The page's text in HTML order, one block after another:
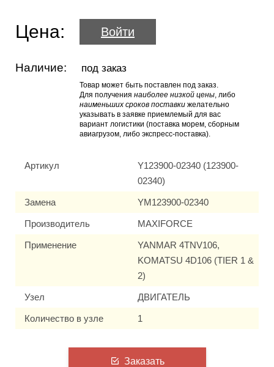
Цена: Войти
Наличие: под заказ
Товар может быть поставлен под заказ.
Для получения наиболее низкой цены, либо
наименьших сроков поставки желательно
указывать в заявке приемлемый для вас
вариант логистики (поставка морем, сборным
авиагрузом, либо экспресс-поставка).
Артикул
Y123900-02340 (123900-
02340)
Замена YM123900-02340
Производитель MAXIFORCE
Применение
YANMAR 4TNV106,
KOMATSU 4D106 (TIER 1 &
2)
Узел ДВИГАТЕЛЬ
Количество в узле 1
Заказать